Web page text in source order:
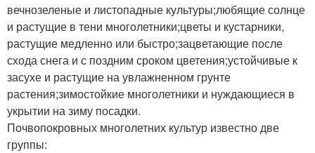
вечнозеленые и листопадные культуры;любящие солнце
и растущие в тени многолетники;цветы и кустарники,
растущие медленно или быстро;зацветающие после
схода снега и с поздним сроком цветения;устойчивые к
засухе и растущие на увлажненном грунте
растения;зимостойкие многолетники и нуждающиеся в
укрытии на зиму посадки.
Почвопокровных многолетних культур известно две
группы: